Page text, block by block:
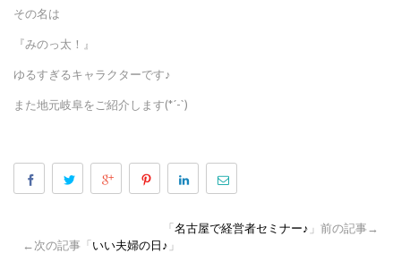
その名は
『みのっ太！』
ゆるすぎるキャラクターです♪
また地元岐阜をご紹介します(*´-`)
「名古屋で経営者セミナー♪ 」前の記事→
←次の記事「いい夫婦の日♪ 」